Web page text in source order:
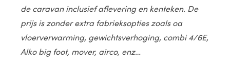
de caravan inclusief aflevering en kenteken. De
prijs is zonder extra fabrieksopties zoals oa
vloerverwarming, gewichtsverhoging, combi 4/6E,
Alko big foot, mover, airco, enz…